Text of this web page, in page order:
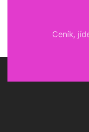
Ceník,